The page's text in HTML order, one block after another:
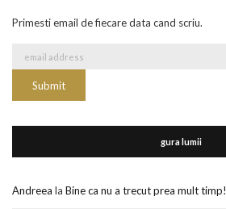
Primesti email de fiecare data cand scriu.
gura lumii
Andreea la Bine ca nu a trecut prea mult timp!